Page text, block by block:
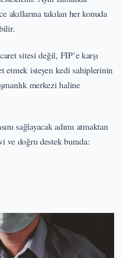
akıllarına takılan her konuda
sitesi değil, FIP’e karşı
etmek isteyen kedi sahiplerinin
merkezi haline
sağlayacak adımı atmaktan
ve doğru destek burada: